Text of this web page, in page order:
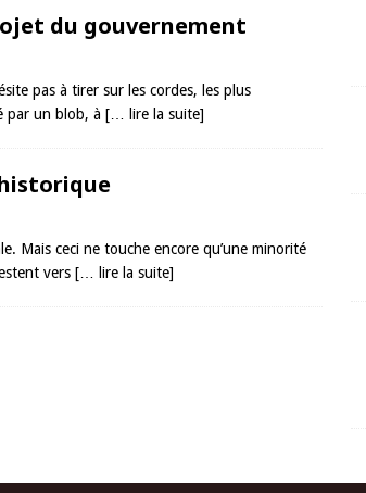
du gouvernement
pas à tirer sur les cordes, les plus
par un blob, à [… lire la suite]
Mais ceci ne touche encore qu’une minorité
vers [… lire la suite]